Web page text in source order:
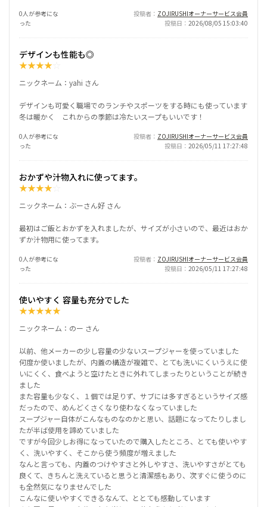
0人が参考にな
った
投稿者
ZOJIRUSHIオーナーサービス会員
投稿日
2026/08/05 15:03:40
デザインも性能も◎
★★★★
ニックネーム：yahi さん
デザインも可愛く職場でのランチやスポーツをする時にも使っています
冬は暖かく これからの季節は冷たいスープもいいです！
0人が参考にな
った
投稿者
ZOJIRUSHIオーナーサービス会員
投稿日
2026/05/11 17:27:48
おかずや汁物入れに使ってます。
★★★★
ニックネーム：ぶーさん好 さん
最初はご飯とおかずを入れましたが、サイズが小さいので、最近はおか
ずか汁物用に使ってます。
0人が参考にな
った
投稿者
ZOJIRUSHIオーナーサービス会員
投稿日
2026/05/11 17:27:48
使いやすく 容量も充分でした
★★★★★
ニックネーム：のー さん
以前、他メーカーの少し容量の少ないスープジャーを使っていました
何度か使いましたが、内蓋の構造が複雑で、とても洗いにくいうえに使
いにくく、食べようと空けたときに外れてしまったりということが続き
ました
また容量も少なく、１個では足りず、サブには多すぎるというサイズ感
だったので、めんどくさくなり使わなくなっていました
スープジャー自体がこんなものなのかと思い、話題になってたりしまし
たが半ば使用を諦めていました
ですが今回少しお得になっていたので購入したところ、とても使いやす
く、洗いやすく、そこから使う頻度が増えました
なんと言っても、内蓋のつけやすさと外しやすさ、洗いやすさがとても
良くて、きちんと洗えていると思うと清潔感もあり、次すぐに使うのに
も全然気になりませんでした
こんなに使いやすくできるなんて、ととても感動しています